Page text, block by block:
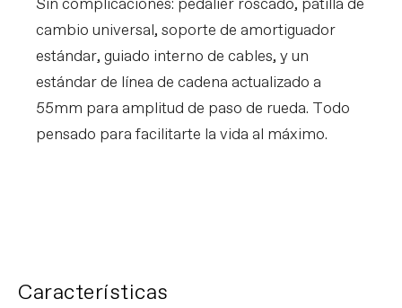
Sin complicaciones: pedalier roscado, patilla de
cambio universal, soporte de amortiguador
estándar, guiado interno de cables, y un
estándar de línea de cadena actualizado a
55mm para amplitud de paso de rueda. Todo
pensado para facilitarte la vida al máximo.
Características